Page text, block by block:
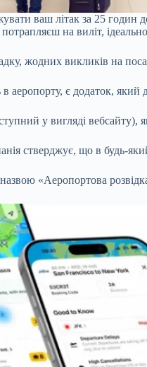
ваш літак за 25
на виліт,
жодних викликів на
аеропорту, є додаток, який
у вигляді вебсайту),
стверджує, що в будь-
«Аеропортова